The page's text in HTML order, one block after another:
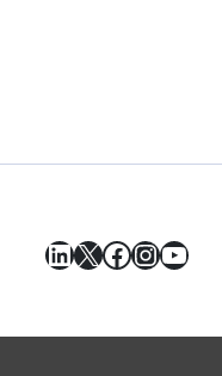
LinkedIn
X Facebook